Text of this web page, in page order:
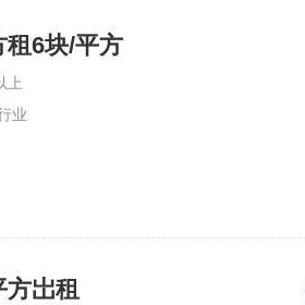
租6块/平方
上
业
岀租